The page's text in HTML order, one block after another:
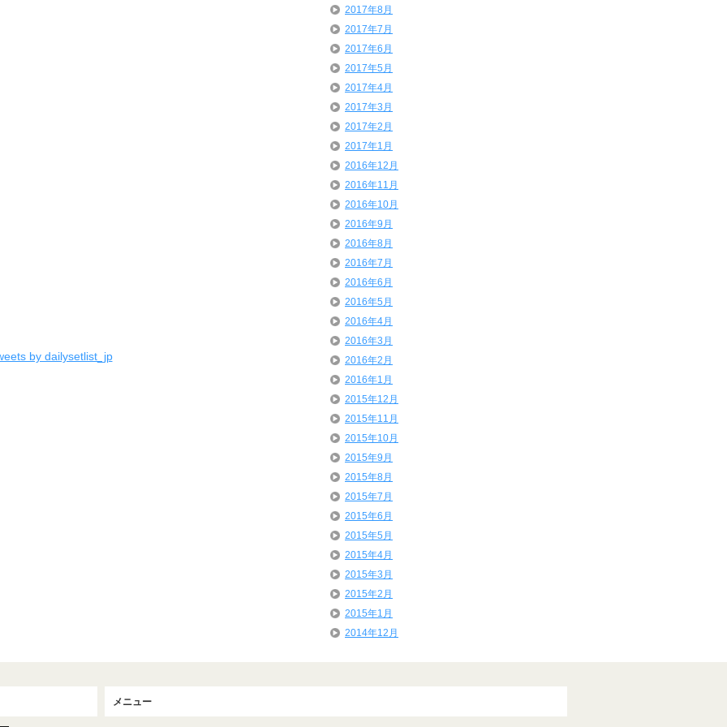
by dailysetlist_jp
2017年8月
2017年7月
2017年6月
2017年5月
2017年4月
2017年3月
2017年2月
2017年1月
2016年12月
2016年11月
2016年10月
2016年9月
2016年8月
2016年7月
2016年6月
2016年5月
2016年4月
2016年3月
2016年2月
2016年1月
2015年12月
2015年11月
2015年10月
2015年9月
2015年8月
2015年7月
2015年6月
2015年5月
2015年4月
2015年3月
2015年2月
2015年1月
2014年12月
メニュー